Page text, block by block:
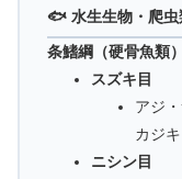
🐟 水生生物・爬虫
条鰭綱（硬骨魚類）
スズキ目
アジ
カジキ
ニシン目